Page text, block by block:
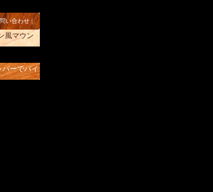
い合わせ |
風マウン
ーでバイ